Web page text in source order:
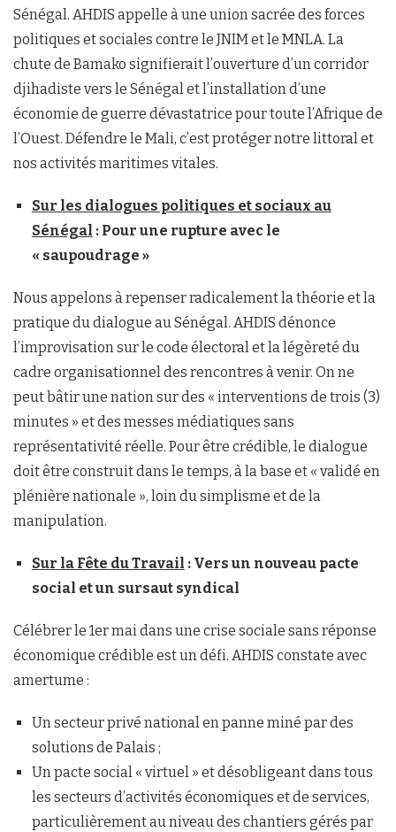
Sénégal. AHDIS appelle à une union sacrée des forces
politiques et sociales contre le JNIM et le MNLA. La
chute de Bamako signifierait l’ouverture d’un corridor
djihadiste vers le Sénégal et l’installation d’une
économie de guerre dévastatrice pour toute l’Afrique de
l’Ouest. Défendre le Mali, c’est protéger notre littoral et
nos activités maritimes vitales.
Sur les dialogues politiques et sociaux au
Sénégal : Pour une rupture avec le
« saupoudrage »
Nous appelons à repenser radicalement la théorie et la
pratique du dialogue au Sénégal. AHDIS dénonce
l’improvisation sur le code électoral et la légèreté du
cadre organisationnel des rencontres à venir. On ne
peut bâtir une nation sur des « interventions de trois (3)
minutes » et des messes médiatiques sans
représentativité réelle. Pour être crédible, le dialogue
doit être construit dans le temps, à la base et « validé en
plénière nationale », loin du simplisme et de la
manipulation.
Sur la Fête du Travail : Vers un nouveau pacte
social et un sursaut syndical
Célébrer le 1er mai dans une crise sociale sans réponse
économique crédible est un défi. AHDIS constate avec
amertume :
Un secteur privé national en panne miné par des
solutions de Palais ;
Un pacte social « virtuel » et désobligeant dans tous
les secteurs d’activités économiques et de services,
particulièrement au niveau des chantiers gérés par